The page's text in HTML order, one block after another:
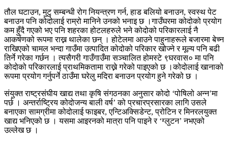
तौल घटाउन, मुटु सम्बन्धी रोग नियन्त्रण गर्न, हाड बलियो बनाउन, स्वस्थ पेट
बनाउन पनि कोदोलाई राम्रो मानिने उनको भनाइ छ ।गाउँघरमा कोदोको प्रयोग
कम हुँदै गएको भए पनि शहरका होटलहरुले भने कोदोको परिकारलाई नै
आकर्षणको रूपमा राख्न थालेका छन् । होटेलमा आउने पाहुनाहरूले बजारमा बेच्न
राखिएको चामल भन्दा गाउँमा उत्पादित कोदोको परिकार खोज्ने र मूल्य पनि बढी
तिर्ने गरेका गर्छन । त्यसैगरी गाउँगाउँमा सञ्चालित होमस्टे ९घरवास० मा पनि
कोदोको परिकारलाई प्राथमिकतामा राख्ने गरेको पाइएको छ ।कोदोलाई खानाको
रूपमा प्रयोग गर्नुपर्ने ठाउँमा घरेलु मदिरा बनाउन प्रयोग हुने गरेको छ ।
संयुक्त राष्ट्रसंघीय खाद्य तथा कृषि संगठनका अनुसार कोदो ‘पोषिलो अन्न’मा
पर्छ । अन्तर्राष्ट्रिय कोदोजन्य बाली वर्ष’ को प्रचारप्रसारका लागि उसले
बनाएका सामग्रीमा कोदोलाई फाइबर, एन्टिअक्सिडेन्ट, प्रोटिन र मिनरलयुक्त
खाद्य भनिएको छ । यसमा आइरनको मात्रा पनि पाइने र ‘ग्लुटन’ नभएको
उल्लेख छ ।